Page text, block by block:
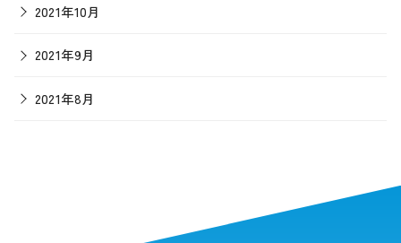
2021年10月
2021年9月
2021年8月